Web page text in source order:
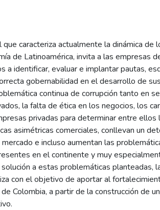
caracteriza actualmente la dinámica de
de Latinoamérica, invita a las empresas
a identificar, evaluar e implantar pautas,
gobernabilidad en el desarrollo de
continua de corrupción tanto en
la falta de ética en los negocios, los
privadas para determinar entre ellos
asimétricas comerciales, conllevan un
e incluso aumentan las
en el continente y muy
a estas problemáticas planteadas,
con el objetivo de aportar al
Colombia, a partir de la construcción de